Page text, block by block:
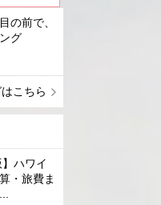
の前で、
グ
こちら
】ハワイ
・旅費ま